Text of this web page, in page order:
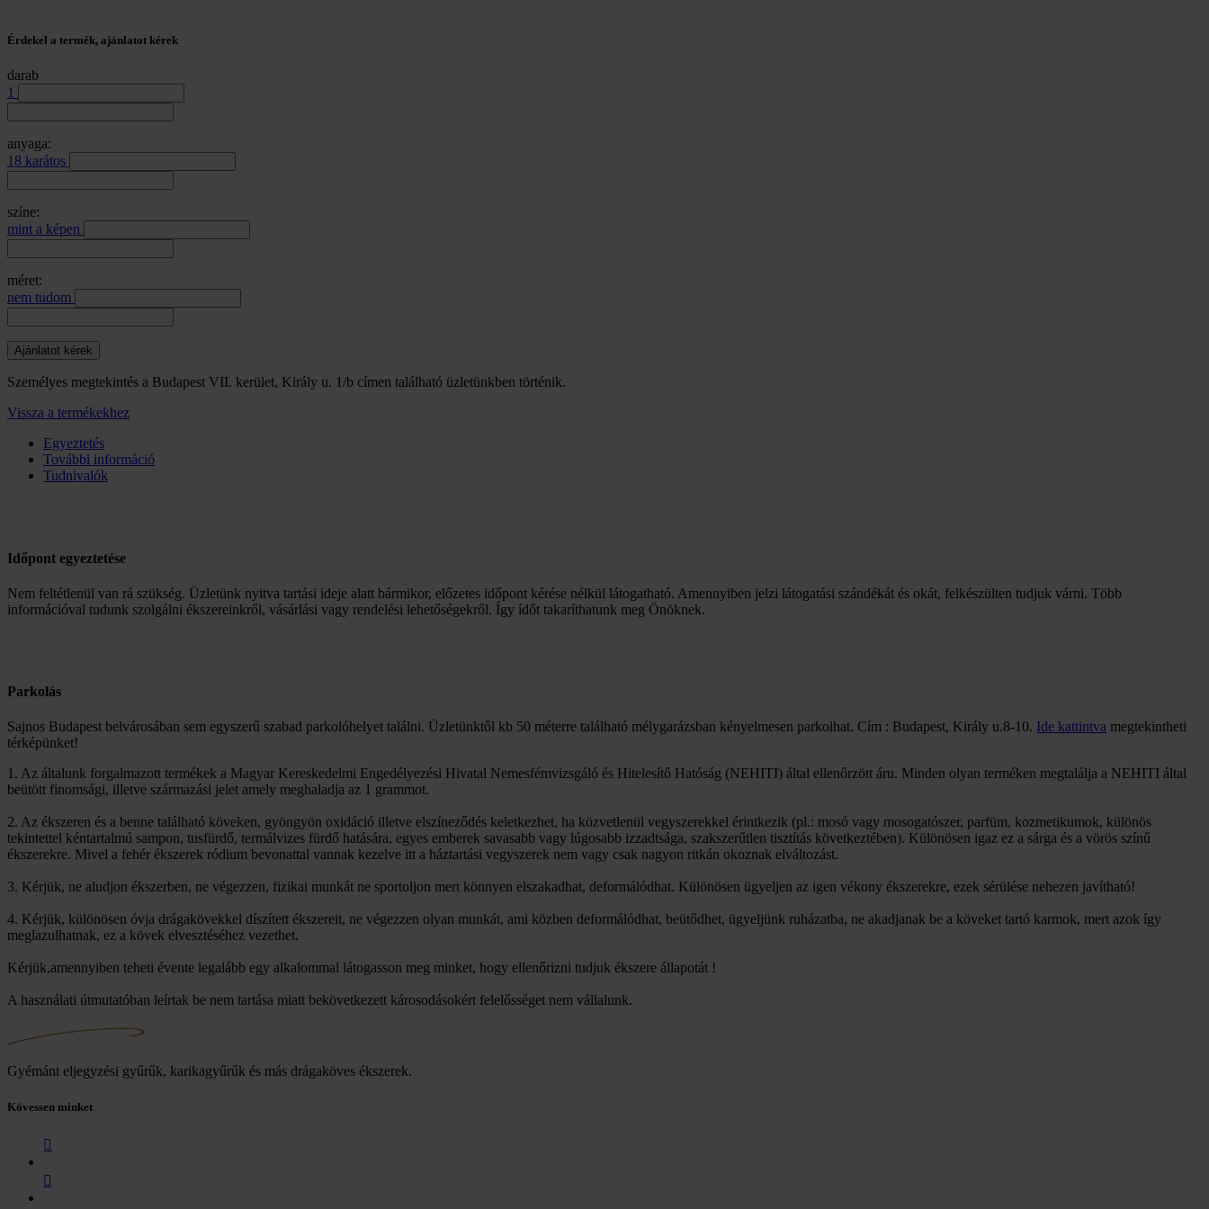
Érdekel a termék, ajánlatot kérek
darab
1
anyaga:
18 karátos
színe:
mint a képen
méret:
nem tudom
Személyes megtekintés a Budapest VII. kerület, Király u. 1/b címen található üzletünkben történik.
Vissza a termékekhez
Egyeztetés
További információ
Tudnivalók
Időpont egyeztetése
Nem feltétlenül van rá szükség. Üzletünk nyitva tartási ideje alatt bármikor, előzetes időpont kérése nélkül látogatható. Amennyiben jelzi látogatási szándékát és okát, felkészülten tudjuk várni. Több
információval tudunk szolgálni ékszereinkről, vásárlási vagy rendelési lehetőségekről. Így ídőt takaríthatunk meg Önöknek.
Parkolás
Sajnos Budapest belvárosában sem egyszerű szabad parkolóhelyet találni. Üzletünktől kb 50 méterre található mélygarázsban kényelmesen parkolhat. Cím : Budapest, Király u.8-10. Ide kattintva megtekintheti
térképünket!
1. Az általunk forgalmazott termékek a Magyar Kereskedelmi Engedélyezési Hivatal Nemesfémvizsgáló és Hitelesítő Hatóság (NEHITI) által ellenőrzött áru. Minden olyan terméken megtalálja a NEHITI által
beütött finomsági, illetve származási jelet amely meghaladja az 1 grammot.
2. Az ékszeren és a benne található köveken, gyöngyön oxidáció illetve elszíneződés keletkezhet, ha közvetlenül vegyszerekkel érintkezik (pl.: mosó vagy mosogatószer, parfüm, kozmetikumok, különös
tekintettel kéntartalmú sampon, tusfürdő, termálvizes fürdő hatására, egyes emberek savasabb vagy lúgosabb izzadtsága, szakszerűtlen tisztítás következtében). Különösen igaz ez a sárga és a vörös színű
ékszerekre. Mivel a fehér ékszerek ródium bevonattal vannak kezelve itt a háztartási vegyszerek nem vagy csak nagyon ritkán okoznak elváltozást.
3. Kérjük, ne aludjon ékszerben, ne végezzen, fizikai munkát ne sportoljon mert könnyen elszakadhat, deformálódhat. Különösen ügyeljen az igen vékony ékszerekre, ezek sérülése nehezen javítható!
4. Kérjük, különösen óvja drágakövekkel díszített ékszereit, ne végezzen olyan munkát, ami közben deformálódhat, beütődhet, ügyeljünk ruházatba, ne akadjanak be a köveket tartó karmok, mert azok így
meglazulhatnak, ez a kövek elvesztéséhez vezethet.
Kérjük,amennyiben teheti évente legalább egy alkalommal látogasson meg minket, hogy ellenőrizni tudjuk ékszere állapotát !
A használati útmutatóban leírtak be nem tartása miatt bekövetkezett károsodásokért felelősséget nem vállalunk.
Gyémánt eljegyzési gyűrűk, karikagyűrűk és más drágaköves ékszerek.
Kövessen minket